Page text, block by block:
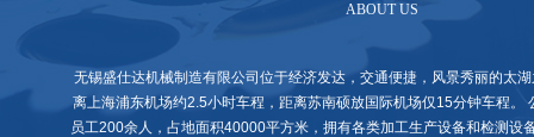
ABOUT US
无锡盛仕达机械制造有限公司位于经济发达，交通便捷，风景秀丽的太
离上海浦东机场约2.5小时车程，距离苏南硕放国际机场仅15分钟车程。
员工200余人，占地面积40000平方米，拥有各类加工生产设备和检测设